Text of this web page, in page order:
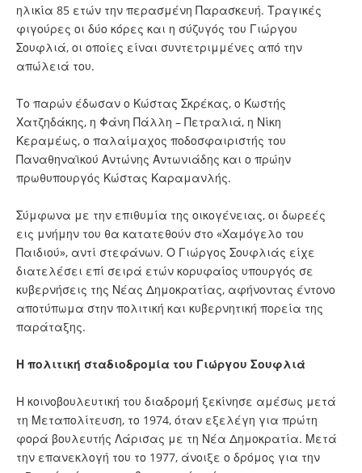
ηλικία 85 ετών την περασμένη Παρασκευή. Τραγικές
φιγούρες οι δύο κόρες και η σύζυγός του Γιώργου
Σουφλιά, οι οποίες είναι συντετριμμένες από την
απώλειά του.
Το παρών έδωσαν ο Κώστας Σκρέκας, ο Κωστής
Χατζηδάκης, η Φάνη Πάλλη – Πετραλιά, η Νίκη
Κεραμέως, ο παλαίμαχος ποδοσφαιριστής του
Παναθηναϊκού Αντώνης Αντωνιάδης και ο πρώην
πρωθυπουργός Κώστας Καραμανλής.
Σύμφωνα με την επιθυμία της οικογένειας, οι δωρεές
εις μνήμην του θα κατατεθούν στο «Χαμόγελο του
Παιδιού», αντί στεφάνων. Ο Γιώργος Σουφλιάς είχε
διατελέσει επί σειρά ετών κορυφαίος υπουργός σε
κυβερνήσεις της Νέας Δημοκρατίας, αφήνοντας έντονο
αποτύπωμα στην πολιτική και κυβερνητική πορεία της
παράταξης.
Η πολιτική σταδιοδρομία του Γιώργου Σουφλιά
Η κοινοβουλευτική του διαδρομή ξεκίνησε αμέσως μετά
τη Μεταπολίτευση, το 1974, όταν εξελέγη για πρώτη
φορά βουλευτής Λάρισας με τη Νέα Δημοκρατία. Μετά
την επανεκλογή του το 1977, άνοιξε ο δρόμος για την